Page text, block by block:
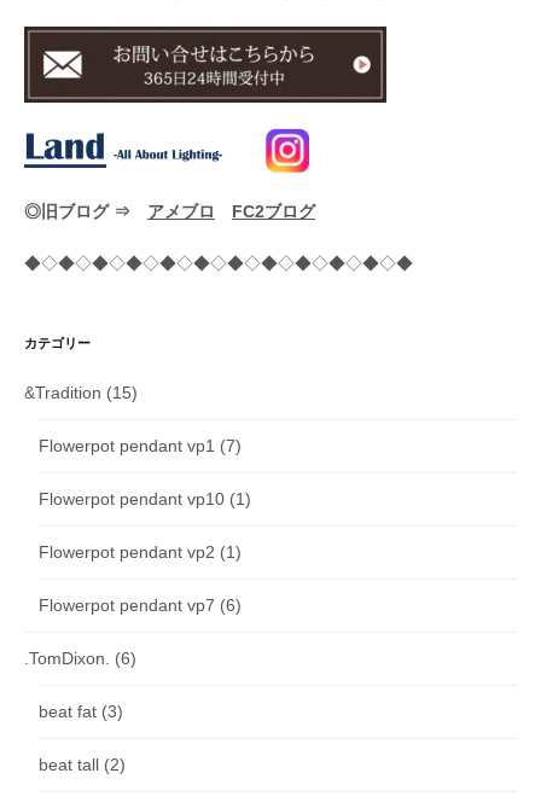
◎旧ブログ ⇒ アメブロ FC2ブログ
◆◇◆◇◆◇◆◇◆◇◆◇◆◇◆◇◆◇◆◇◆◇◆
カテゴリー
&Tradition (15)
Flowerpot pendant vp1 (7)
Flowerpot pendant vp10 (1)
Flowerpot pendant vp2 (1)
Flowerpot pendant vp7 (6)
.TomDixon. (6)
beat fat (3)
beat tall (2)